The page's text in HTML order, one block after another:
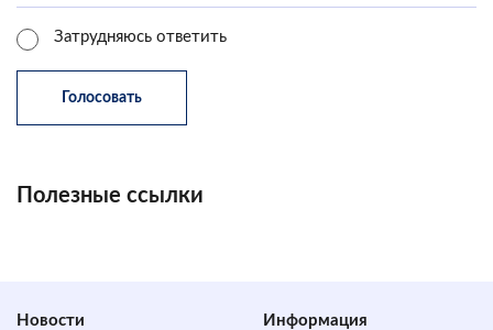
Затрудняюсь ответить
Полезные ссылки
Новости Информация